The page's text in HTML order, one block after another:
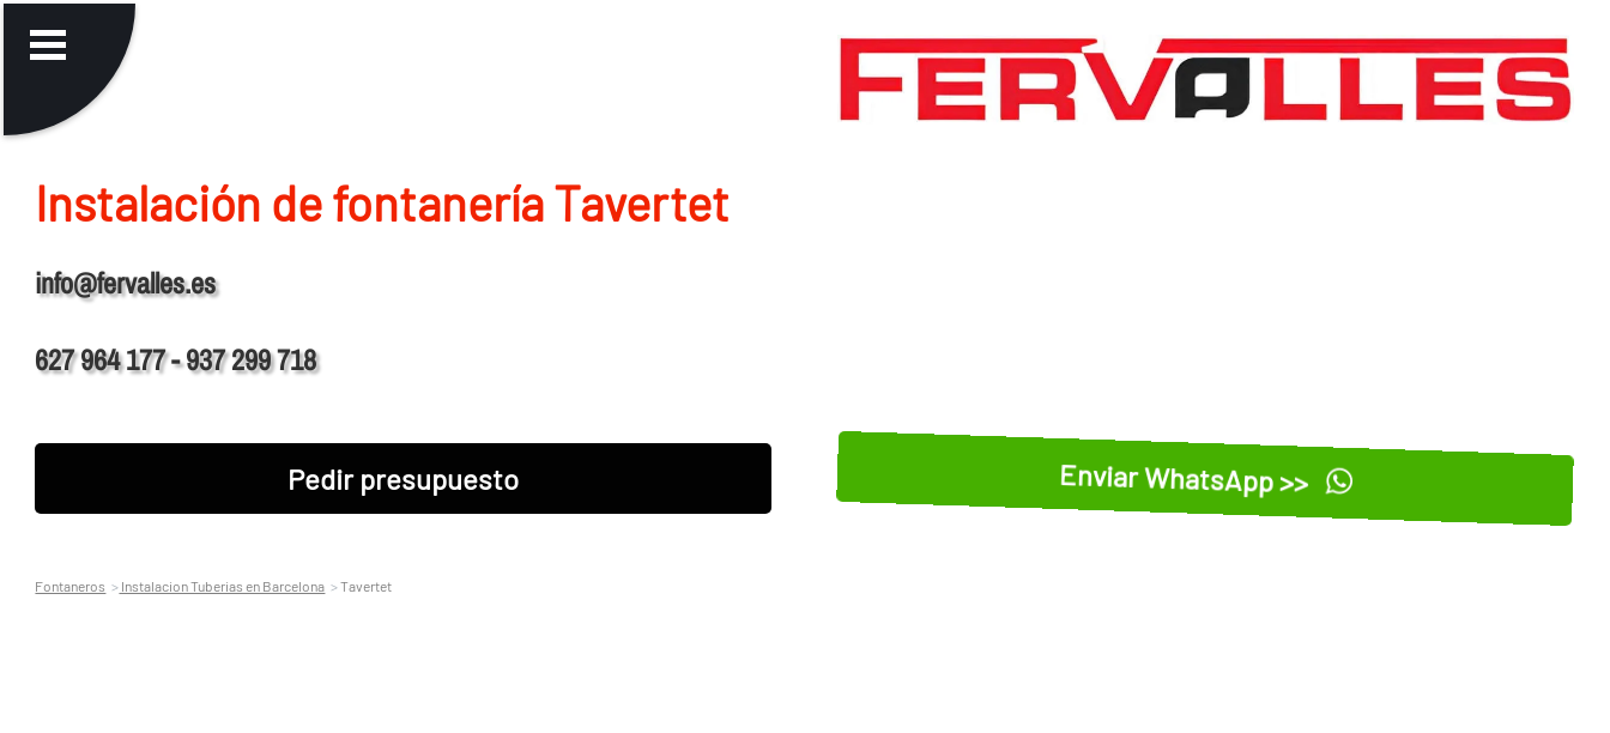
Instalación de fontanerí­a Tavertet
info@fervalles.es
627 964 177 - 937 299 718
Pedir presupuesto Enviar WhatsApp >>
Fontaneros Instalacion Tuberias en Barcelona Tavertet